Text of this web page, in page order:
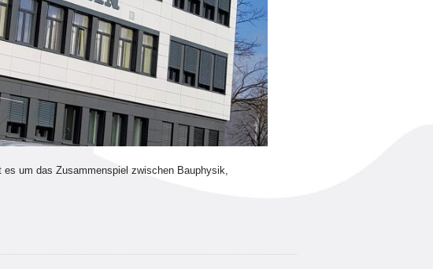
um das Zusammenspiel zwischen Bauphysik,